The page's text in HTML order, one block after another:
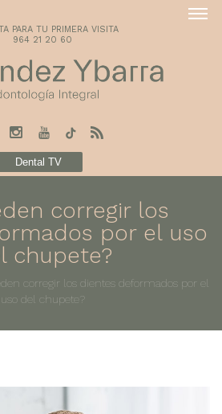
PARA TU PRIMERA VISITA
964 21 20 60
Dental TV
corregir los
por el uso
chupete?
corregir los dientes deformados por el
uso del chupete?